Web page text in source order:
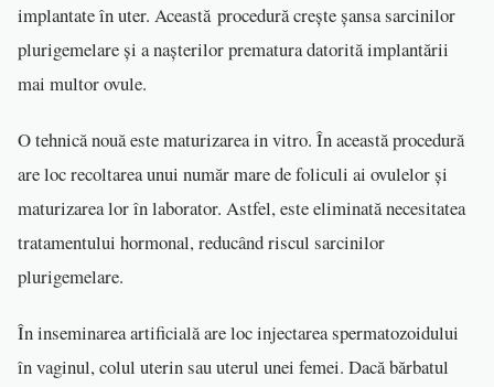
implantate în uter. Această procedură crește șansa sarcinilor
plurigemelare și a nașterilor prematura datorită implantării
mai multor ovule.
O tehnică nouă este maturizarea in vitro. În această procedură
are loc recoltarea unui număr mare de foliculi ai ovulelor și
maturizarea lor în laborator. Astfel, este eliminată necesitatea
tratamentului hormonal, reducând riscul sarcinilor
plurigemelare.
În inseminarea artificială are loc injectarea spermatozoidului
în vaginul, colul uterin sau uterul unei femei. Dacă bărbatul